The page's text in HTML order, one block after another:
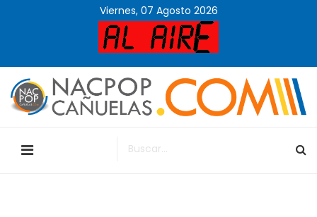
Viernes, 07 Agosto 2026